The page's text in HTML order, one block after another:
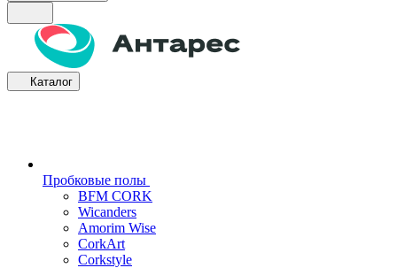
Каталог
Пробковые полы
BFM CORK
Wicanders
Amorim Wise
CorkArt
Corkstyle